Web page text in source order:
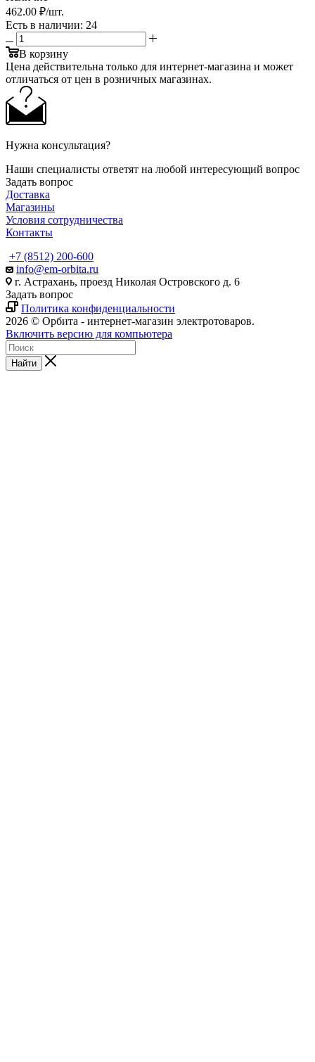
462.00 ₽/шт.
Есть в наличии: 24
В корзину
Цена действительна только для интернет-магазина и может
отличаться от цен в розничных магазинах.
Нужна консультация?
Наши специалисты ответят на любой интересующий вопрос
Задать вопрос
Доставка
Магазины
Условия сотрудничества
Контакты
+7 (8512) 200-600
info@em-orbita.ru
г. Астрахань, проезд Николая Островского д. 6
Задать вопрос
Политика конфиденциальности
2026 © Орбита - интернет-магазин электротоваров.
Включить версию для компьютера
Найти